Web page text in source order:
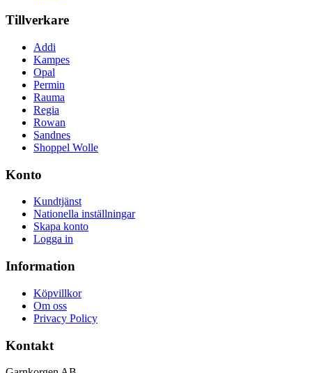
Tillverkare
Addi
Kampes
Opal
Permin
Rauma
Regia
Rowan
Sandnes
Shoppel Wolle
Konto
Kundtjänst
Nationella inställningar
Skapa konto
Logga in
Information
Köpvillkor
Om oss
Privacy Policy
Kontakt